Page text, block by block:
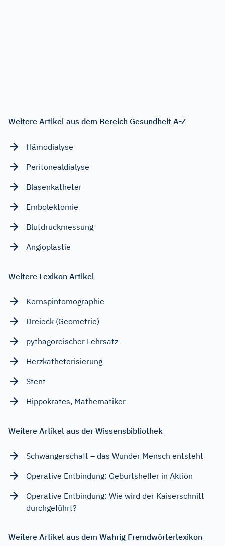
Weitere Artikel aus dem Bereich Gesundheit A-Z
Hämodialyse
Peritonealdialyse
Blasenkatheter
Embolektomie
Blutdruckmessung
Angioplastie
Weitere Lexikon Artikel
Kernspintomographie
Dreieck (Geometrie)
pythagoreischer Lehrsatz
Herzkatheterisierung
Stent
Hippokrates, Mathematiker
Weitere Artikel aus der Wissensbibliothek
Schwangerschaft – das Wunder Mensch entsteht
Operative Entbindung: Geburtshelfer in Aktion
Operative Entbindung: Wie wird der Kaiserschnitt
durchgeführt?
Weitere Artikel aus dem Wahrig Fremdwörterlexikon